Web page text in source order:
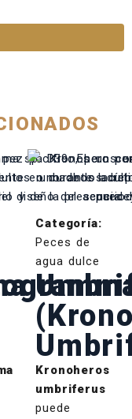
Categoría:
Peces de
agua dulce
Kronoheros
umbriferus
puede